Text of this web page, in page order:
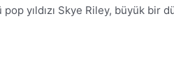
yıldızı Skye Riley, büyük bir